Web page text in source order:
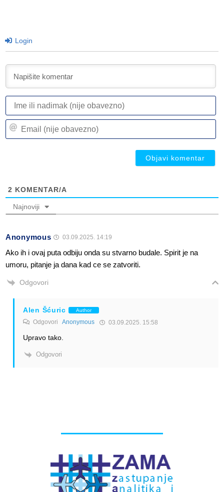
Login
2 KOMENTAR/A
Najnoviji
Anonymous 03.09.2025. 14:19
Ako ih i ovaj puta odbiju onda su stvarno budale. Spirit je na
umoru, pitanje ja dana kad ce se zatvoriti.
Odgovori
Alen Šćuric Author
Odgovori Anonymous 03.09.2025. 15:58
Upravo tako.
Odgovori